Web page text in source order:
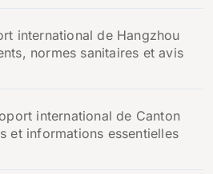
international de Hangzhou
normes sanitaires et avis
international de Canton
et informations essentielles